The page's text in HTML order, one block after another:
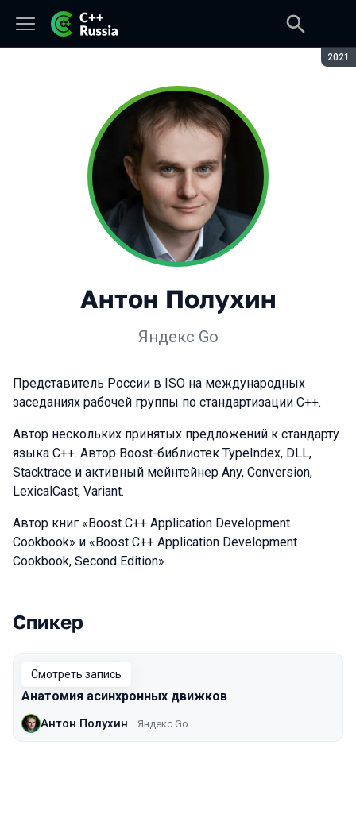
2021
Антон Полухин
Яндекс Go
Представитель России в ISO на международных
заседаниях рабочей группы по стандартизации C++.
Автор нескольких принятых предложений к стандарту
языка C++. Aвтор Boost-библиотек TypeIndex, DLL,
Stacktrace и активный мейнтейнер Any, Conversion,
LexicalCast, Variant.
Автор книг «Boost C++ Application Development
Cookbook» и «Boost C++ Application Development
Cookbook, Second Edition».
Выступления в сезоне 2021
Спикер
Смотреть запись
Анатомия асинхронных движков
Антон Полухин Яндекс Go